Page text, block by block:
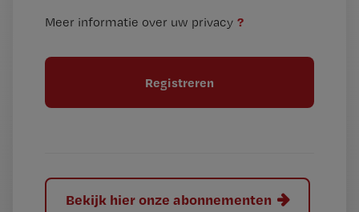
tt
l
Meer informatie over uw privacy ?
Bekijk hier onze abonnementen